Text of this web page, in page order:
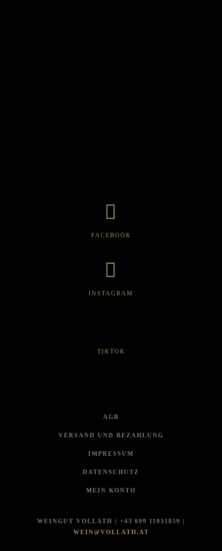
FACEBOOK
INSTAGRAM
TIKTOK
AGB
VERSAND UND BEZAHLUNG
IMPRESSUM
DATENSCHUTZ
MEIN KONTO
WEINGUT VOLLATH | +43 699 11031859 |
WEIN@VOLLATH.AT